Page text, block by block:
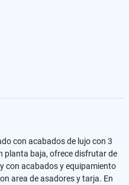
con acabados de lujo con 3
planta baja, ofrece disfrutar de
con acabados y equipamiento
area de asadores y tarja. En